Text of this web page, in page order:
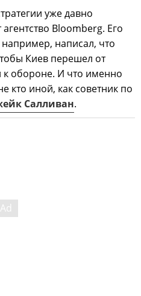
уже давно
Bloomberg. Его
например, написал, что
Киев перешел от
к обороне. И что именно
кто иной, как советник по
Салливан.